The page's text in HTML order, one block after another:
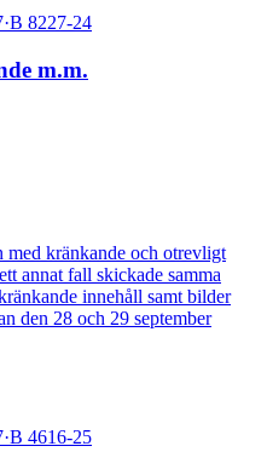
·B 8227-24
m.m.
med kränkande och otrevligt
annat fall skickade samma
innehåll samt bilder
den 28 och 29 september
·B 4616-25